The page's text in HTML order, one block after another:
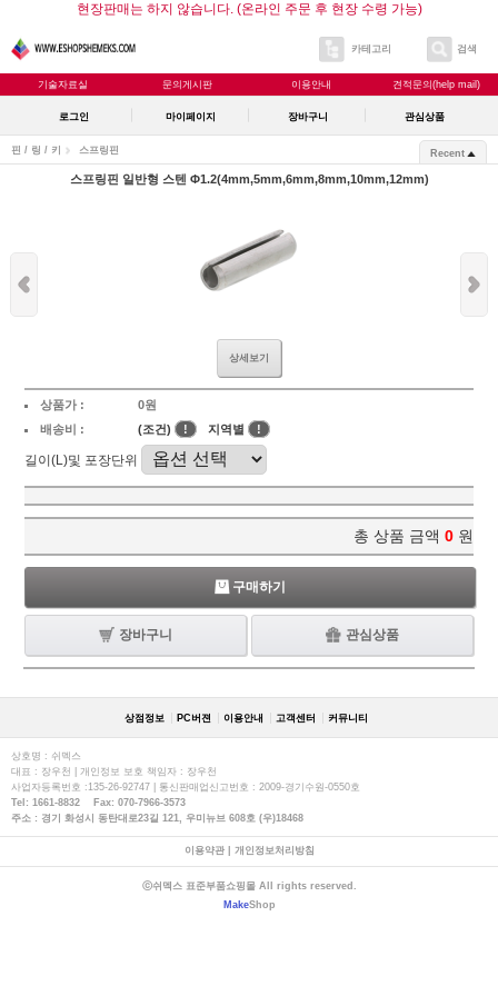
현장판매는 하지 않습니다. (온라인 주문 후 현장 수령 가능)
카테고리 검색
기술자료실 문의게시판 이용안내 견적문의(help mail)
로그인 마이페이지 장바구니 관심상품
핀 / 링 / 키 스프링핀 Recent
스프링핀 일반형 스텐 Φ1.2(4mm,5mm,6mm,8mm,10mm,12mm)
상세보기
상품가 :
0원
배송비 :
(조건) ! 지역별 !
길이(L)및 포장단위
총 상품 금액 0 원
구매하기
장바구니 관심상품
상점정보 PC버젼 이용안내 고객센터 커뮤니티
상호명 : 쉬멕스
대표 : 장우천 | 개인정보 보호 책임자 : 장우천
사업자등록번호 :135-26-92747 | 통신판매업신고번호 : 2009-경기수원-0550호
Tel: 1661-8832 Fax: 070-7966-3573
주소 : 경기 화성시 동탄대로23길 121, 우미뉴브 608호 (우)18468
이용약관| 개인정보처리방침
ⓒ쉬멕스 표준부품쇼핑몰 All rights reserved.
MakeShop